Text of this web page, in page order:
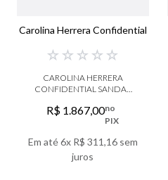
Carolina Herrera Confidential
☆ ☆ ☆ ☆ ☆
CAROLINA HERRERA
CONFIDENTIAL SANDAL
R$ 1.867,00no
PIX
Em até6x R$ 311,16sem
juros